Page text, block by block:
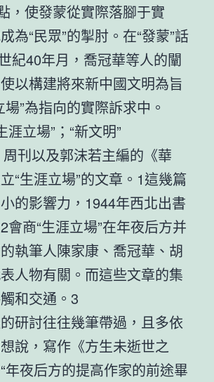
，使發蒙從實際落腳于實
為“民眾”的掣肘。在“發蒙”話
紀40年月，喬冠華等人的闡
以構建將來新中國文明為旨
”為指向的實際訴求中。
立場”；“新文明”
刊以及郭沫若主編的《華
“生涯立場”的文章。1這幾篇
的影響力，1944年西北出書
商“生涯立場”在年夜后方并
執筆人陳家康、喬冠華、胡
人物有關。而這些文章的集
和交通。3
研討往往幾筆帶過，且多依
說，寫作《方生未逝世之
夜后方的提高作家的前途畢